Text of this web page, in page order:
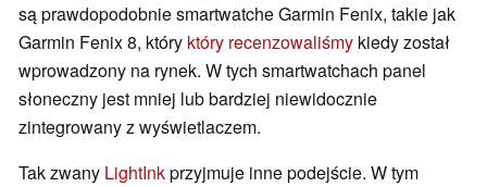
są prawdopodobnie smartwatche Garmin Fenix, takie jak
Garmin Fenix 8, który który recenzowaliśmy kiedy został
wprowadzony na rynek. W tych smartwatchach panel
słoneczny jest mniej lub bardziej niewidocznie
zintegrowany z wyświetlaczem.
Tak zwany LightInkprzyjmuje inne podejście. W tym